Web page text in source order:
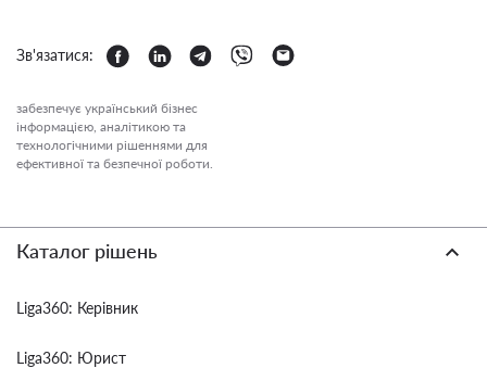
Зв'язатися:
забезпечує український бізнес
інформацією, аналітикою та
технологічними рішеннями для
ефективної та безпечної роботи.
Каталог рішень
Liga360: Керівник
Liga360: Юрист